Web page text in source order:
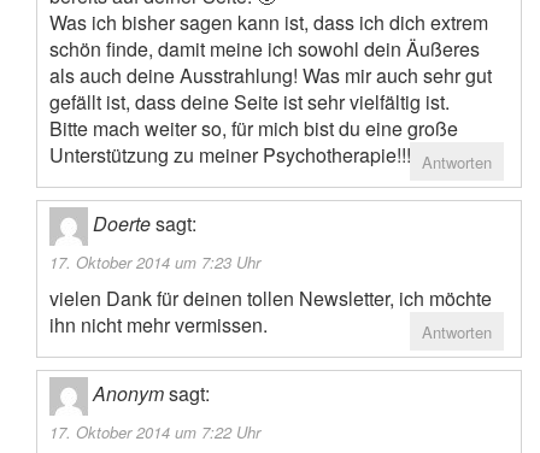
Was ich bisher sagen kann ist, dass ich dich extrem
schön finde, damit meine ich sowohl dein Äußeres
als auch deine Ausstrahlung! Was mir auch sehr gut
gefällt ist, dass deine Seite ist sehr vielfältig ist.
Bitte mach weiter so, für mich bist du eine große
Unterstützung zu meiner Psychotherapie!!! Antworten
Doertesagt:
17. Oktober 2014 um 7:23 Uhr
vielen Dank für deinen tollen Newsletter, ich möchte
ihn nicht mehr vermissen.
Antworten
Anonymsagt:
17. Oktober 2014 um 7:22 Uhr